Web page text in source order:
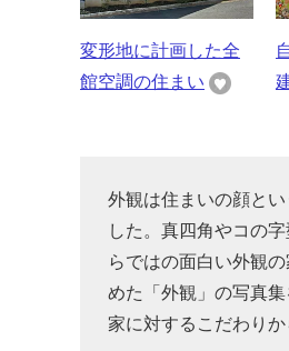
変形地に計画した全
館空調の住まい
外観は住まいの顔と
した。真四角やコの
らではの面白い外観
めた「外観」の写真
家に対するこだわり